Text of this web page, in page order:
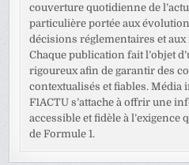
couverture quotidienne de
particulière portée aux
décisions réglementaires et
Chaque publication fait l’objet
rigoureux afin de garantir des
contextualisés et fiables. Média
F1ACTU s’attache à offrir une
accessible et fidèle à l’exigence
de Formule 1.